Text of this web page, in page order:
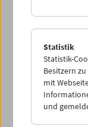
Statistik
Statistik-
Besitzern
mit
und